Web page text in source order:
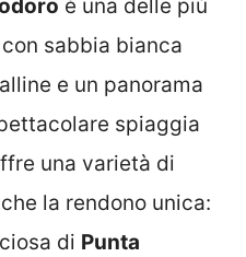
è una delle più
sabbia bianca
e un panorama
spiaggia
una varietà di
la rendono unica:
di Punta